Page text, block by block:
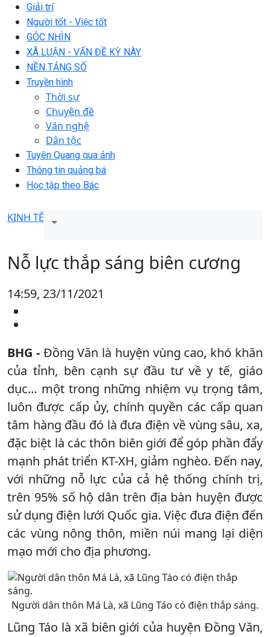
Giải trí
Người tốt - Việc tốt
GÓC NHÌN
XÃ LUẬN - VẤN ĐỀ KỲ NÀY
NỀN TẢNG SỐ
Truyền hình
Thời sự
Chuyên đề
Văn nghệ
Dân tộc
Tuyên Quang qua ảnh
Thông tin quảng bá
Học tập theo Bác
KINH TẾ
Nỗ lực thắp sáng biên cương
14:59, 23/11/2021
BHG -Đồng Văn là huyện vùng cao, khó khăn
của tỉnh, bên cạnh sự đầu tư về y tế, giáo
dục… một trong những nhiệm vụ trọng tâm,
luôn được cấp ủy, chính quyền các cấp quan
tâm hàng đầu đó là đưa điện về vùng sâu, xa,
đặc biệt là các thôn biên giới để góp phần đẩy
mạnh phát triển KT-XH, giảm nghèo. Đến nay,
với những nỗ lực của cả hệ thống chính trị,
trên 95% số hộ dân trên địa bàn huyện được
sử dụng điện lưới Quốc gia. Việc đưa điện đến
các vùng nông thôn, miền núi mang lại diện
mạo mới cho địa phương.
Người dân thôn Má Là, xã Lũng Táo có điện thắp sáng.
Lũng Táo là xã biên giới của huyện Đồng Văn,